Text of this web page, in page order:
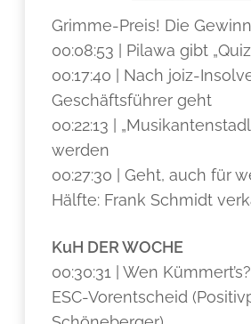
Grimme-Preis! Die
00:08:53 | Pilawa gibt
00:17:40 | Nach joiz-
Geschäftsführer geht
00:22:13 |
werden
00:27:30 | Geht, auch für
Hälfte: Frank Schmidt
KuH DER WOCHE
00:30:31 | Wen
ESC-Vorentscheid